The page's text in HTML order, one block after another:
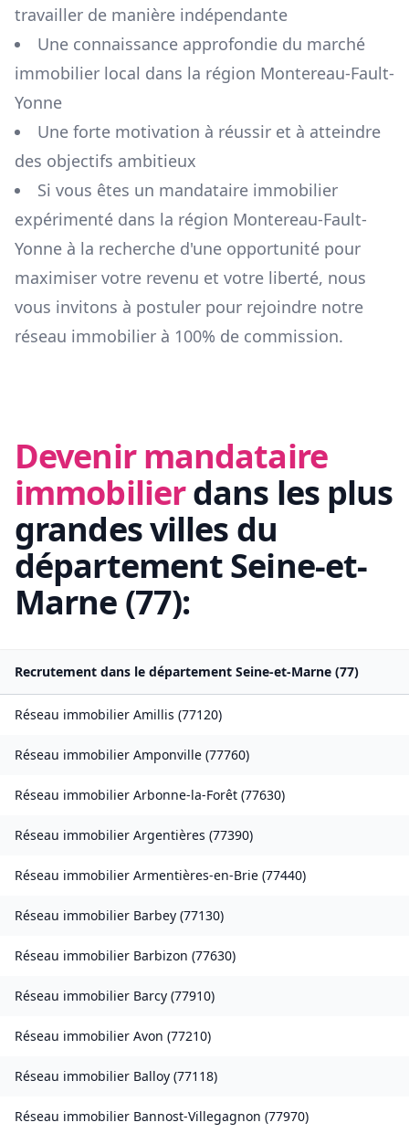
travailler de manière indépendante
Une connaissance approfondie du marché
immobilier local dans la région Montereau-Fault-
Yonne
Une forte motivation à réussir et à atteindre
des objectifs ambitieux
Si vous êtes un mandataire immobilier
expérimenté dans la région Montereau-Fault-
Yonne à la recherche d'une opportunité pour
maximiser votre revenu et votre liberté, nous
vous invitons à postuler pour rejoindre notre
réseau immobilier à 100% de commission.
Devenir mandataire
immobilierdans les plus
grandes villes du
départementSeine-et-
Marne (77):
Recrutement dans le département Seine-et-Marne (77)
Réseau immobilier Amillis (77120)
Réseau immobilier Amponville (77760)
Réseau immobilier Arbonne-la-Forêt (77630)
Réseau immobilier Argentières (77390)
Réseau immobilier Armentières-en-Brie (77440)
Réseau immobilier Barbey (77130)
Réseau immobilier Barbizon (77630)
Réseau immobilier Barcy (77910)
Réseau immobilier Avon (77210)
Réseau immobilier Balloy (77118)
Réseau immobilier Bannost-Villegagnon (77970)